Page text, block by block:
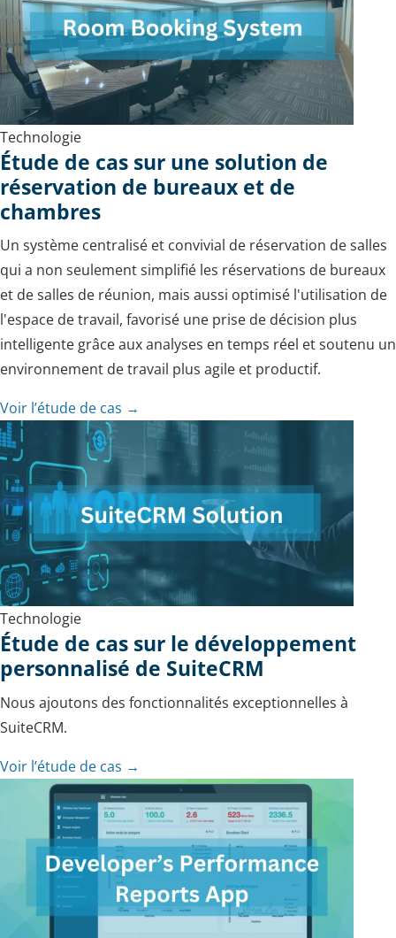
Technologie
Étude de cas sur une solution de
réservation de bureaux et de
chambres
Un système centralisé et convivial de réservation de salles
qui a non seulement simplifié les réservations de bureaux
et de salles de réunion, mais aussi optimisé l'utilisation de
l'espace de travail, favorisé une prise de décision plus
intelligente grâce aux analyses en temps réel et soutenu un
environnement de travail plus agile et productif.
Voir l’étude de cas →
Technologie
Étude de cas sur le développement
personnalisé de SuiteCRM
Nous ajoutons des fonctionnalités exceptionnelles à
SuiteCRM.
Voir l’étude de cas →